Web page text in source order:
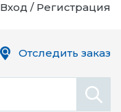
Вход / Регистрация
Отследить заказ